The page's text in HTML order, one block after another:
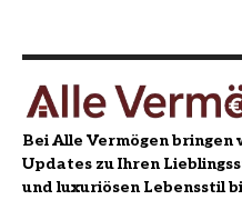
Bei Alle Vermögen bringen
Updates zu Ihren
und luxuriösen Lebensstil